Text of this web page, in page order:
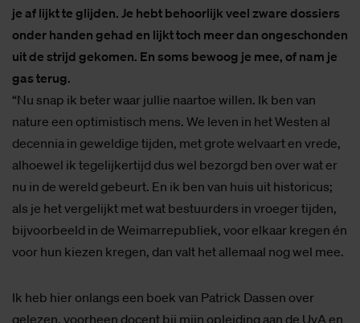
je af lijkt te glijden. Je hebt behoorlijk veel zware dossiers
onder handen gehad en lijkt toch meer dan ongeschonden
uit de strijd gekomen. En soms bewoog je mee, of nam je
gas terug.
“Nu snap ik beter waar jullie naartoe willen. Ik ben van
nature een optimistisch mens. We leven in het Westen al
decennia in geweldige tijden, met grote welvaart en vrede,
alhoewel ik tegelijkertijd dus wel bezorgd ben over wat er
nu in de wereld gebeurt. En ik ben van huis uit historicus;
als je het vergelijkt met wat bestuurders in vroeger tijden,
bijvoorbeeld in de Weimarrepubliek, voor elkaar kregen én
voor hun kiezen kregen, dan valt het allemaal nog wel mee.
Ik heb hier onlangs een boek van Patrick Dassen over
gelezen, voorheen docent bij mijn opleiding aan de UvA en